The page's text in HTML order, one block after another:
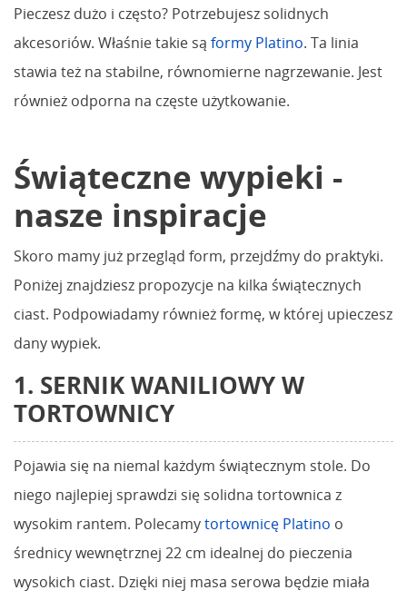
Pieczesz dużo i często? Potrzebujesz solidnych
akcesoriów. Właśnie takie są formy Platino. Ta linia
stawia też na stabilne, równomierne nagrzewanie. Jest
również odporna na częste użytkowanie.
Świąteczne wypieki -
nasze inspiracje
Skoro mamy już przegląd form, przejdźmy do praktyki.
Poniżej znajdziesz propozycje na kilka świątecznych
ciast. Podpowiadamy również formę, w której upieczesz
dany wypiek.
1. SERNIK WANILIOWY W
TORTOWNICY
Pojawia się na niemal każdym świątecznym stole. Do
niego najlepiej sprawdzi się solidna tortownica z
wysokim rantem. Polecamytortownicę Platino o
średnicy wewnętrznej 22 cm idealnej do pieczenia
wysokich ciast. Dzięki niej masa serowa będzie miała